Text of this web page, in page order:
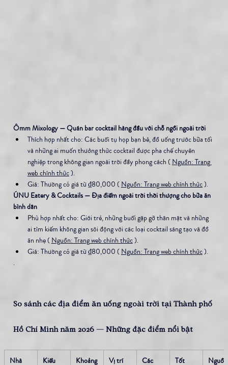
Ômm Mixology — Quán bar cocktail hàng đầu với chỗ ngồi ngoài trời
Thích hợp nhất cho: Các buổi tụ họp bạn bè, đồ uống trước bữa tối
và những ai muốn thưởng thức cocktail được pha chế chuyên
nghiệp trong không gian ngoài trời đầy phong cách ( Nguồn: Trang
web chính thức ).
Giá: Thường có giá từ ₫80,000 ( Nguồn: Trang web chính thức ).
ÚNU Eatery & Cocktails — Địa điểm ngoài trời thời thượng cho bữa ăn
bình dân
Phù hợp nhất cho: Giới trẻ, những buổi gặp gỡ thân mật và những
ai tìm kiếm không gian sôi động với các loại cocktail sáng tạo và đồ
ăn nhẹ ( Nguồn: Trang web chính thức ).
Giá: Thường có giá từ ₫80,000 ( Nguồn: Trang web chính thức ).
.
So sánh các địa điểm ăn uống ngoài trời tại Thành phố
Hồ Chí Minh năm 2026 — Những đặc điểm nổi bật
Nhà
Kiểu
Khoảng
Vị trí
Các
Tốt
Nguồn